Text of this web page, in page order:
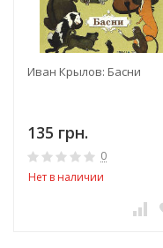
Иван Крылов: Басни
135 грн.
0
Нет в наличии